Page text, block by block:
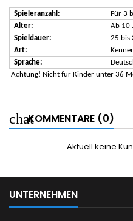
Spieleranzahl:
Für 3
Alter:
Ab 10
Spieldauer:
25 bis
Art:
Sprache:
Achtung! Nicht für Kinder unter 36
KOMMENTARE (0)
Aktuell keine
UNTERNEHMEN